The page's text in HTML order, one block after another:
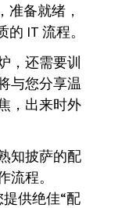
准备就绪，
IT 流程。
，还需要训
与您分享温
，出来时外
知披萨的配
程。
提供绝佳“配